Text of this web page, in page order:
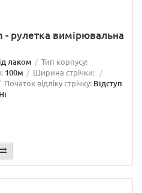
- рулетка вимірювальна
лаком Тип корпусу:
100м
Ширина стрічки:
Початок відліку стрічку: Відступ
Ні